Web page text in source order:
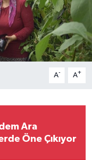
A- A+
Ara
Öne Çıkıyor